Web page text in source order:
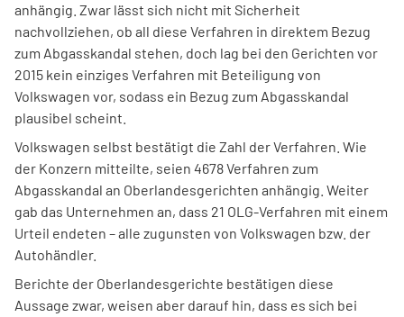
anhängig. Zwar lässt sich nicht mit Sicherheit
nachvollziehen, ob all diese Verfahren in direktem Bezug
zum Abgasskandal stehen, doch lag bei den Gerichten vor
2015 kein einziges Verfahren mit Beteiligung von
Volkswagen vor, sodass ein Bezug zum Abgasskandal
plausibel scheint.
Volkswagen selbst bestätigt die Zahl der Verfahren. Wie
der Konzern mitteilte, seien 4678 Verfahren zum
Abgasskandal an Oberlandesgerichten anhängig. Weiter
gab das Unternehmen an, dass 21 OLG-Verfahren mit einem
Urteil endeten – alle zugunsten von Volkswagen bzw. der
Autohändler.
Berichte der Oberlandesgerichte bestätigen diese
Aussage zwar, weisen aber darauf hin, dass es sich bei